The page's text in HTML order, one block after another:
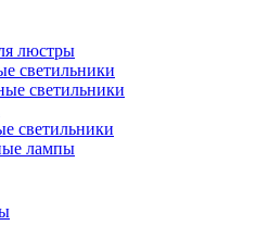
люстры
светильники
светильники
светильники
лампы